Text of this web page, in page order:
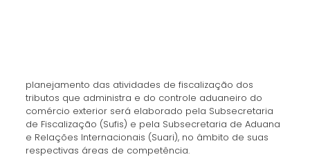
planejamento das atividades de fiscalização dos
tributos que administra e do controle aduaneiro do
comércio exterior será elaborado pela Subsecretaria
de Fiscalização (Sufis) e pela Subsecretaria de Aduana
e Relações Internacionais (Suari), no âmbito de suas
respectivas áreas de competência.